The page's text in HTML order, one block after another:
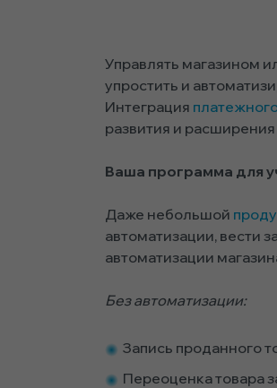
Управлять магазином
упростить и
Интеграция
развития и
Ваша программа для
Даже небольшой
автоматизации, вести
автоматизации
Без автоматизации:
Запись проданного
Переоценка товара